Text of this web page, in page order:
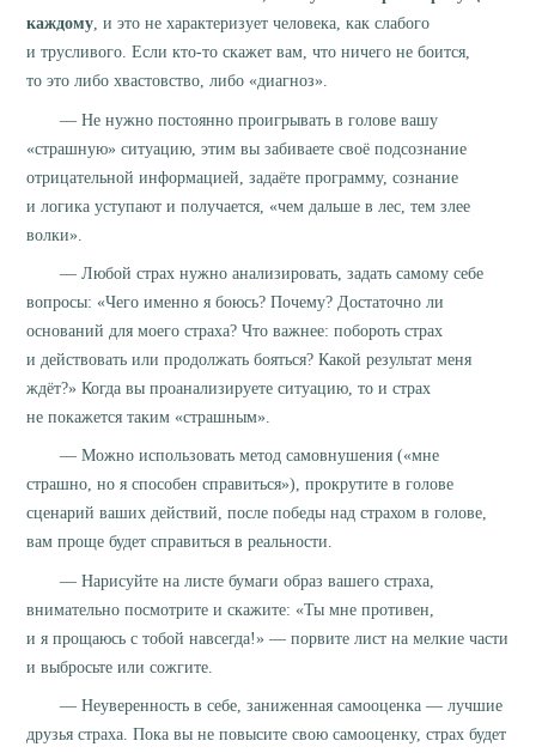
каждому, и это не характеризует человека, как слабого
и трусливого. Если кто-то скажет вам, что ничего не боится,
то это либо хвастовство, либо «диагноз».
— Не нужно постоянно проигрывать в голове вашу
«страшную» ситуацию, этим вы забиваете своё подсознание
отрицательной информацией, задаёте программу, сознание
и логика уступают и получается, «чем дальше в лес, тем злее
волки».
— Любой страх нужно анализировать, задать самому себе
вопросы: «Чего именно я боюсь? Почему? Достаточно ли
оснований для моего страха? Что важнее: побороть страх
и действовать или продолжать бояться? Какой результат меня
ждёт?» Когда вы проанализируете ситуацию, то и страх
не покажется таким «страшным».
— Можно использовать метод самовнушения («мне
страшно, но я способен справиться»), прокрутите в голове
сценарий ваших действий, после победы над страхом в голове,
вам проще будет справиться в реальности.
— Нарисуйте на листе бумаги образ вашего страха,
внимательно посмотрите и скажите: «Ты мне противен,
и я прощаюсь с тобой навсегда!» — порвите лист на мелкие части
и выбросьте или сожгите.
— Неуверенность в себе, заниженная самооценка — лучшие
друзья страха. Пока вы не повысите свою самооценку, страх будет